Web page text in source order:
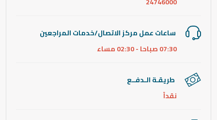
ساعات عمل مركز الاتصال/خدمات المراجعين
07:30 صباحا - 02:30 مساء
طريقـة الـدفــع
نقداً